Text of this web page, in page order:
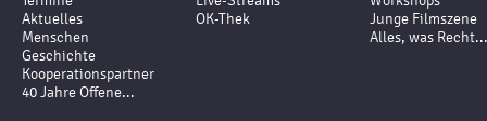
Aktuelles
Menschen
Geschichte
Kooperationspartner
40 Jahre Offene...
OK-Thek
Junge Filmszene
Alles, was Recht...